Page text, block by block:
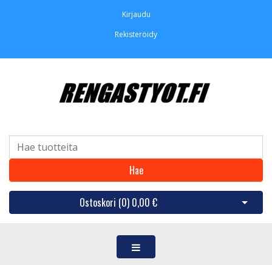
Kirjaudu
Rekisteröidy
Hae
Ostoskori (0) 0,00 € Avaa